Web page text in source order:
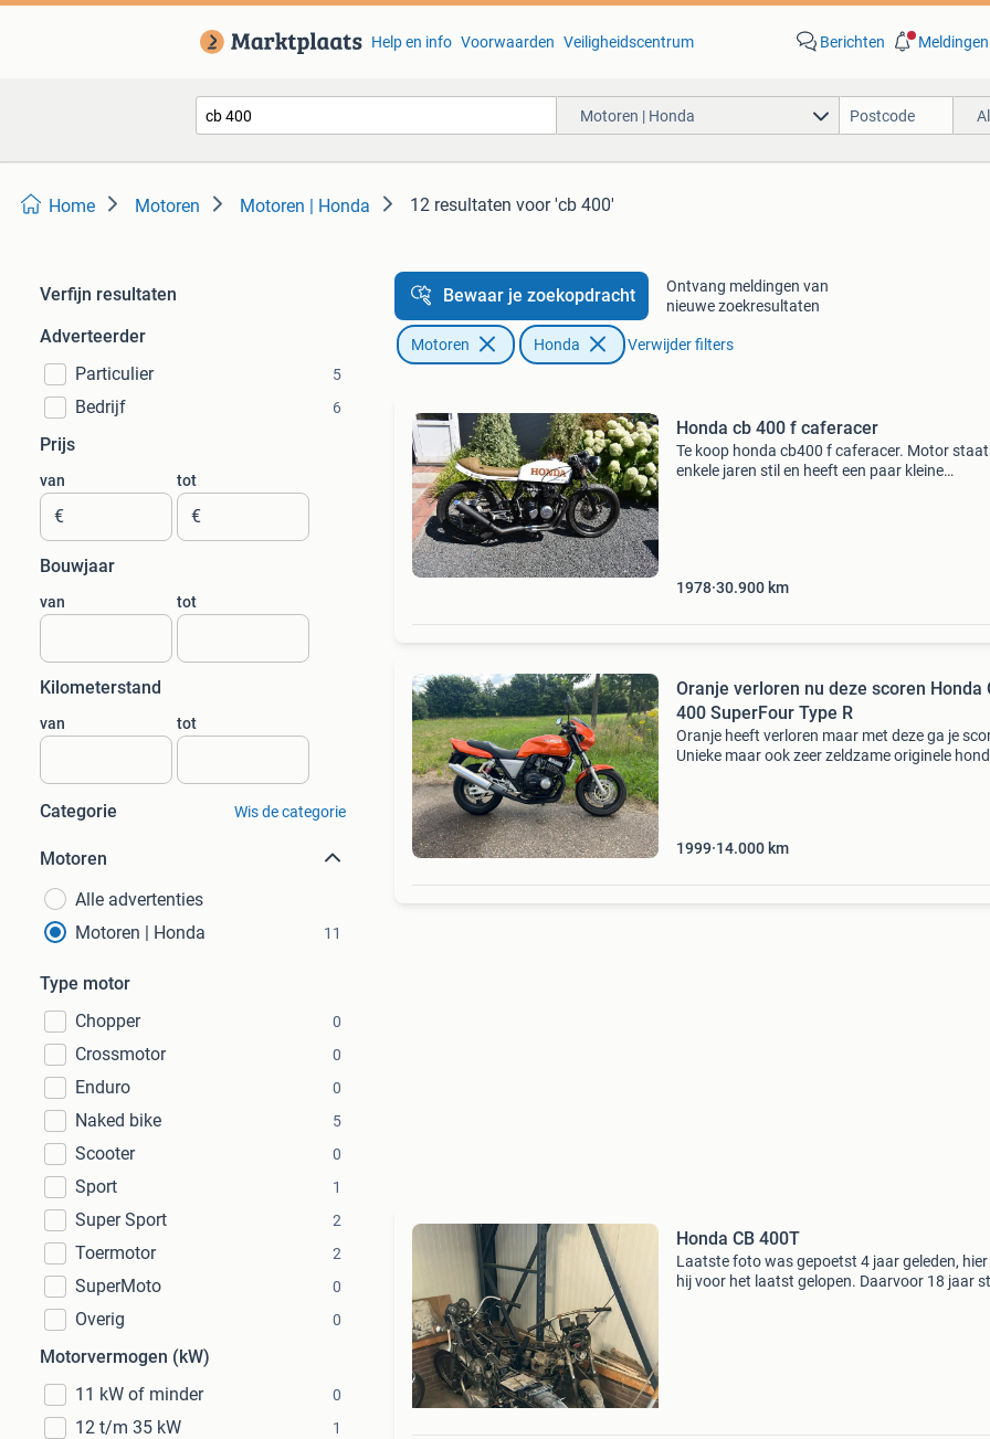
Help en info Voorwaarden Veiligheidscentrum Berichten Meldingen
Motoren | Honda
Home Motoren Motoren | Honda 12 resultaten voor 'cb 400'
Verfijn resultaten
Adverteerder
Particulier
5
Bedrijf 6
Prijs
van
€
tot
€
Bouwjaar
van tot
Kilometerstand
van tot
Categorie Wis de categorie
Motoren
Alle advertenties
Motoren | Honda
11
Type motor
Chopper
0
Crossmotor 0
Enduro 0
Naked bike 5
Scooter 0
Sport 1
Super Sport 2
Toermotor 2
SuperMoto 0
Overig 0
Motorvermogen (kW)
11 kW of minder
0
12 t/m 35 kW 1
Bewaar je zoekopdracht
Ontvang meldingen van
nieuwe zoekresultaten
Motoren Honda Verwijder filters
Honda cb 400 f caferacer
Te koop honda cb400 f caferacer. Motor staat
enkele jaren stil en heeft een paar kleine
1978 30.900 km
Oranje verloren nu deze scoren Honda
400 SuperFour Type R
Oranje heeft verloren maar met deze ga je
Unieke maar ook zeer zeldzame originele
1999 14.000 km
Honda CB 400T
Laatste foto was gepoetst 4 jaar geleden,
hij voor het laatst gelopen. Daarvoor 18 jaar